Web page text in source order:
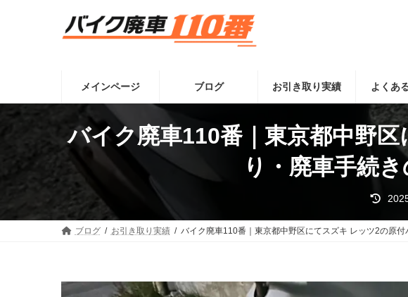
メインページ ブログ お引き取り実績 よくあ
バイク廃車110番｜東京都中野
り・廃車手続
終
新
日
ブログ お引き取り実績 バイク廃車110番｜東京都中野区にてスズキ レッツ2の原